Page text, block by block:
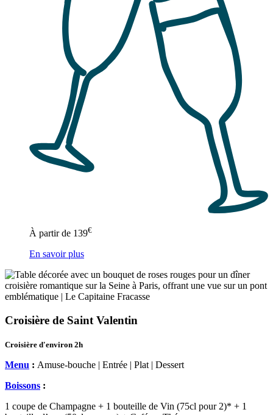
À partir de 139€
En savoir plus
Croisière de Saint Valentin
Croisière d'environ 2h
Menu : Amuse-bouche | Entrée | Plat | Dessert
Boissons :
1 coupe de Champagne + 1 bouteille de Vin (75cl pour 2)* + 1